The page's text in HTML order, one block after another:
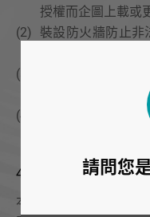
請問您
授權而企圖上載或
(2)
裝設防火牆防止非
(3)
裝設掃毒軟體，
(4)
定時依照相關作
4. 傳送電子郵件之政
本平台將在事前或註